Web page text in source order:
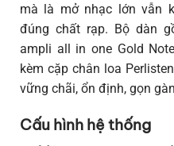
mà là mở nhạc lớn vẫn
đúng chất rạp. Bộ dàn
ampli all in one Gold
kèm cặp chân loa
vững chãi, ổn định, gọn
Cấu hình hệ thống